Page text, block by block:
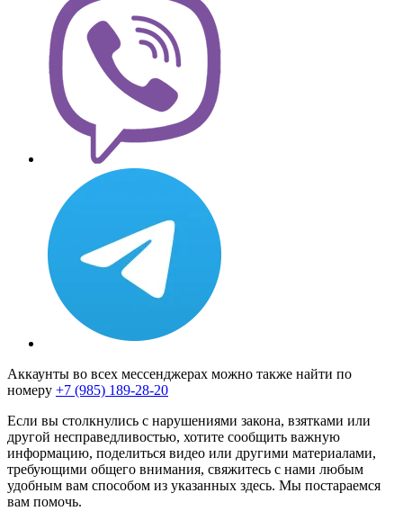
Аккаунты во всех мессенджерах можно также найти по
номеру +7 (985) 189-28-20
Если вы столкнулись с нарушениями закона, взятками или
другой несправедливостью, хотите сообщить важную
информацию, поделиться видео или другими материалами,
требующими общего внимания, свяжитесь с нами любым
удобным вам способом из указанных здесь. Мы постараемся
вам помочь.